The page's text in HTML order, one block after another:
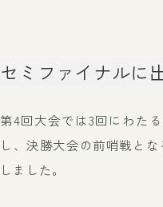
セミファイナルに
第4回大会では3回にわた
し、決勝大会の前哨戦と
しました。